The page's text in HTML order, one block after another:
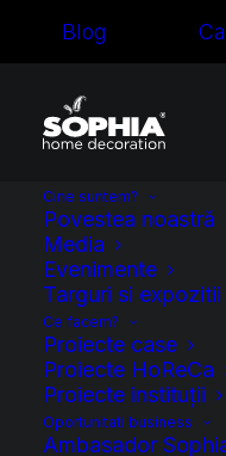
Blog
Cine suntem?
Povestea noastră
Media
Evenimente
Targuri si expozitii
Ce facem?
Proiecte case
Proiecte HoReCa
Proiecte instituții
Oportunitati business
Ambasador
In Proiecte